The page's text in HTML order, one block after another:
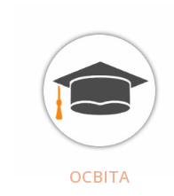
ОСВІТА